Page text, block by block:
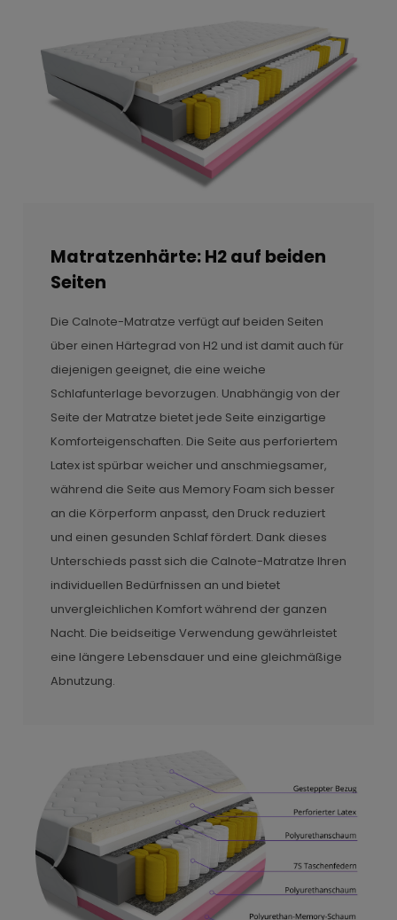
Matratzenhärte: H2 auf beiden
Seiten
Die Calnote-Matratze verfügt auf beiden Seiten
über einen Härtegrad von H2 und ist damit auch für
diejenigen geeignet, die eine weiche
Schlafunterlage bevorzugen. Unabhängig von der
Seite der Matratze bietet jede Seite einzigartige
Komforteigenschaften. Die Seite aus perforiertem
Latex ist spürbar weicher und anschmiegsamer,
während die Seite aus Memory Foam sich besser
an die Körperform anpasst, den Druck reduziert
und einen gesunden Schlaf fördert. Dank dieses
Unterschieds passt sich die Calnote-Matratze Ihren
individuellen Bedürfnissen an und bietet
unvergleichlichen Komfort während der ganzen
Nacht. Die beidseitige Verwendung gewährleistet
eine längere Lebensdauer und eine gleichmäßige
Abnutzung.